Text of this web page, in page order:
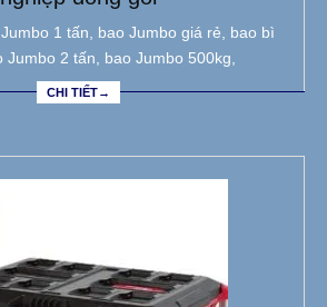
1 tấn, bao Jumbo giá rẻ, bao bì
Jumbo 2 tấn, bao Jumbo 500kg,
CHI TIẾT→